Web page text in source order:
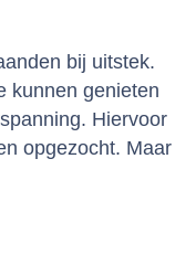
bij uitstek.
kunnen genieten
Hiervoor
opgezocht. Maar